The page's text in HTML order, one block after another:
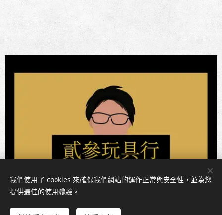
我們使用了 cookies 來確保我們網站的運作正常與安全性，並為您
提供最佳的使用體驗。